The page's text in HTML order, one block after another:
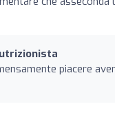
piacere